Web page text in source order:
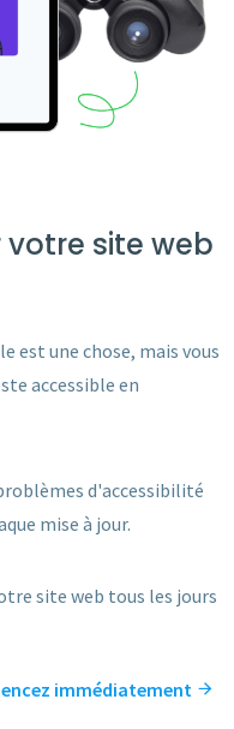
site web
est une chose, mais vous
accessible en
d'accessibilité
mise à jour.
site web tous les jours
immédiatement